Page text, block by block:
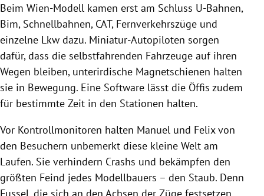
Beim Wien-Modell kamen erst am Schluss U-Bahnen,
Bim, Schnellbahnen, CAT, Fernverkehrszüge und
einzelne Lkw dazu. Miniatur-Autopiloten sorgen
dafür, dass die selbstfahrenden Fahrzeuge auf ihren
Wegen bleiben, unterirdische Magnetschienen halten
sie in Bewegung. Eine Software lässt die Öffis zudem
für bestimmte Zeit in den Stationen halten.
Vor Kontrollmonitoren halten Manuel und Felix von
den Besuchern unbemerkt diese kleine Welt am
Laufen. Sie verhindern Crashs und bekämpfen den
größten Feind jedes Modellbauers – den Staub. Denn